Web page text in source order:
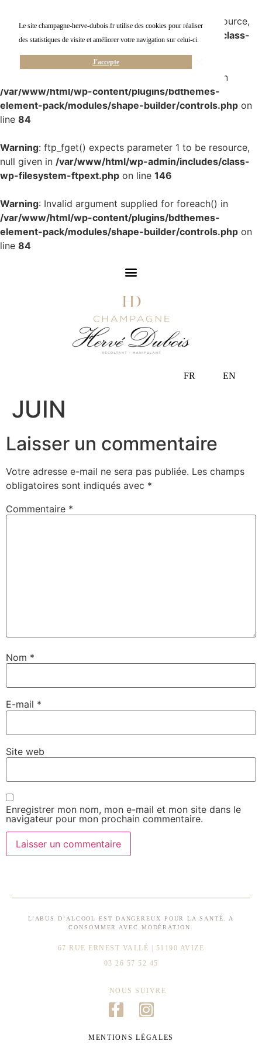
Le site champagne-herve-dubois.fr utilise des cookies pour réaliser
des statistiques de visite et améliorer votre navigation sur celui-ci.
J'accepte
Warning
: ftp_fget() expects parameter 1 to be resource,
null given in
/var/www/html/wp-admin/includes/class-
: Invalid argument supplied for foreach() in
/var/www/html/wp-content/plugins/bdthemes-
element-pack/modules/shape-builder/controls.php on
line 84
Warning: ftp_fget() expects parameter 1 to be resource,
null given in /var/www/html/wp-admin/includes/class-
wp-filesystem-ftpext.php on line 146
Warning: Invalid argument supplied for foreach() in
/var/www/html/wp-content/plugins/bdthemes-
element-pack/modules/shape-builder/controls.php on
line 84
FR EN
JUIN
Laisser un commentaire
Votre adresse e-mail ne sera pas publiée. Les champs
obligatoires sont indiqués avec *
Commentaire *
Nom *
E-mail *
Site web
Enregistrer mon nom, mon e-mail et mon site dans le
navigateur pour mon prochain commentaire.
L’ABUS D’ALCOOL EST DANGEREUX POUR LA SANTÉ. A
CONSOMMER AVEC MODÉRATION.
67 RUE ERNEST VALLÉ | 51190 AVIZE
03 26 57 52 45
NOUS SUIVRE
MENTIONS LÉGALES